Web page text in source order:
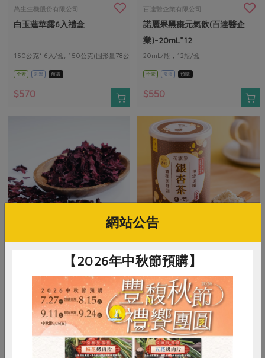
萬生生機股份有限公司
白玉蓮華露6入禮盒
150公克* 6入/盒, 150公克(固形量78公
克)/入
全素 常溫 預購
$570
百達醫企業有限公司
諾麗果黑棗元氣飲(百達醫企
業)-20mL*12
20mL/瓶，12瓶/盒
全素 常溫 預購
$550
常溫
$520
花旗參銀杏茶
250公克
全素 常溫
$500
網站公告
【2026年中秋節預購】